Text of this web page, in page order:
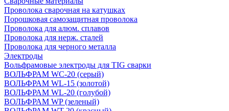
Проволока сварочная на катушках
Порошковая самозащитная проволока
Проволока для алюм. сплавов
Проволока для нерж. сталей
Проволока для черного металла
Электроды
Вольфрамовые электроды для TIG сварки
ВОЛЬФРАМ WC-20 (серый)
ВОЛЬФРАМ WL-15 (золотой)
ВОЛЬФРАМ WL-20 (голубой)
ВОЛЬФРАМ WP (зеленый)